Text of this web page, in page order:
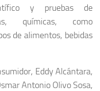
y pruebas de
químicas, como
de alimentos, bebidas
Eddy Alcántara,
Antonio Olivo Sosa,